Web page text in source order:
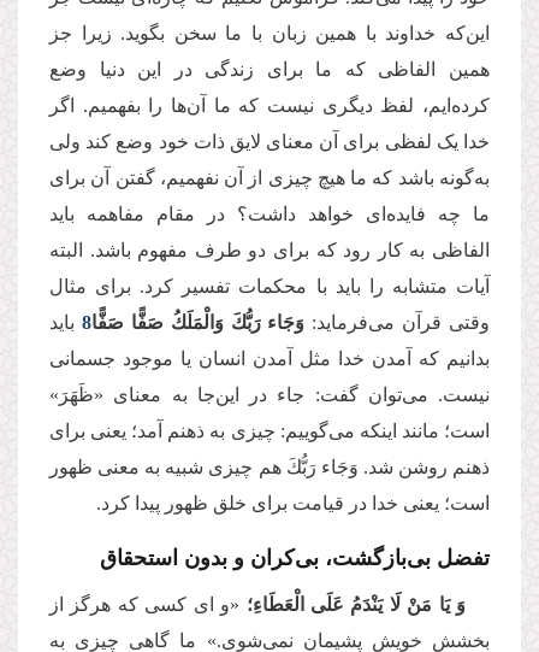
این‌که خداوند با همین زبان با ما سخن بگوید. زیرا جز
همین الفاظی که ما برای زندگی در این دنیا وضع
کرده‌ایم، لفظ دیگری نیست که ما آن‌ها را بفهمیم. اگر
خدا یک لفظی برای آن معنای لایق ذات خود وضع کند ولی
به‌گونه باشد که ما هیچ چیزی از آن نفهمیم، گفتن آن برای
ما چه فایده‌ای خواهد داشت؟ در مقام مفاهمه باید
الفاظی به کار رود که برای دو طرف مفهوم باشد. البته
آیات متشابه را باید با محکمات تفسیر کرد. برای مثال
وقتی قرآن می‌فرماید: وَجَاء رَبُّكَ وَالْمَلَكُ صَفًّا صَفًّا8 باید
بدانیم که آمدن خدا مثل آمدن انسان یا موجود جسمانی
نیست. می‌توان گفت: جاء در این‌جا به معنای «ظَهَرَ»
است؛ مانند اینکه می‌گوییم: چیزی به ذهنم آمد؛ یعنی برای
ذهنم روشن شد. وَجَاء رَبُّكَ هم چیزی شبیه به معنی ظهور
است؛ یعنی خدا در قیامت برای خلق ظهور پیدا کرد.
تفضل بی‌بازگشت، بی‌کران و بدون استحقاق
وَ یَا مَنْ لَا یَنْدَمُ عَلَى‏ الْعَطَاءِ؛ «و ای کسی که هرگز از
بخشش خویش پشیمان نمی‌شوی.» ما گاهی چیزی به